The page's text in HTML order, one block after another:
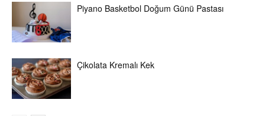
Piyano Basketbol Doğum Günü Pastası
Çikolata Kremalı Kek